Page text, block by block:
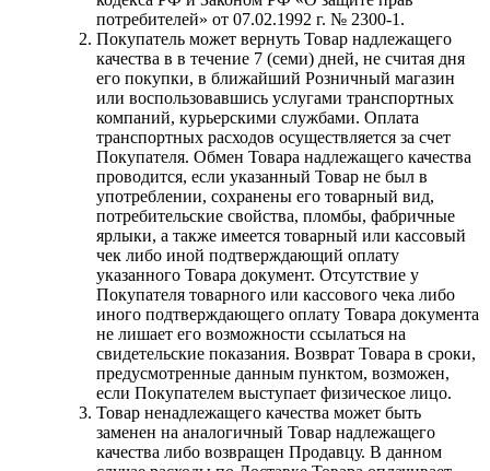
потребителей» от 07.02.1992 г. № 2300-1.
Покупатель может вернуть Товар надлежащего
качества в в течение 7 (семи) дней, не считая дня
его покупки, в ближайший Розничный магазин
или воспользовавшись услугами транспортных
компаний, курьерскими службами. Оплата
транспортных расходов осуществляется за счет
Покупателя. Обмен Товара надлежащего качества
проводится, если указанный Товар не был в
употреблении, сохранены его товарный вид,
потребительские свойства, пломбы, фабричные
ярлыки, а также имеется товарный или кассовый
чек либо иной подтверждающий оплату
указанного Товара документ. Отсутствие у
Покупателя товарного или кассового чека либо
иного подтверждающего оплату Товара документа
не лишает его возможности ссылаться на
свидетельские показания. Возврат Товара в сроки,
предусмотренные данным пунктом, возможен,
если Покупателем выступает физическое лицо.
Товар ненадлежащего качества может быть
заменен на аналогичный Товар надлежащего
качества либо возвращен Продавцу. В данном